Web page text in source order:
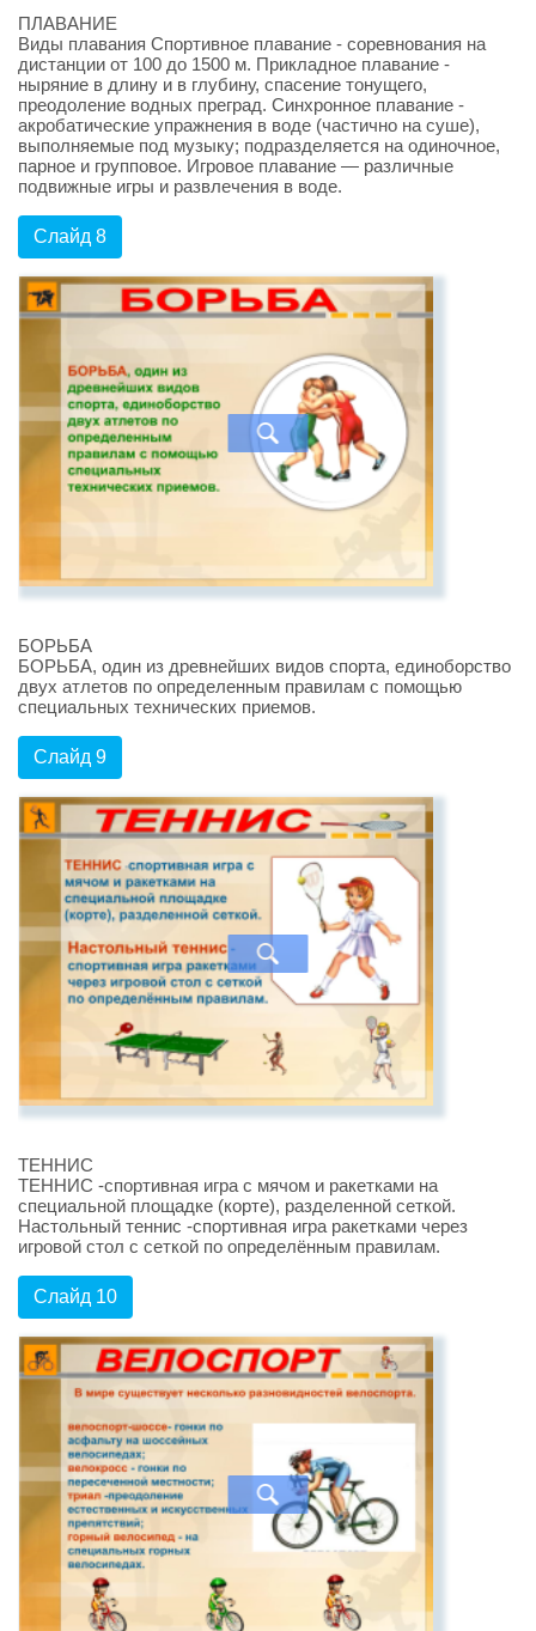
ПЛАВАНИЕ
Виды плавания Спортивное плавание - соревнования на
дистанции от 100 до 1500 м. Прикладное плавание -
ныряние в длину и в глубину, спасение тонущего,
преодоление водных преград. Синхронное плавание -
акробатические упражнения в воде (частично на суше),
выполняемые под музыку; подразделяется на одиночное,
парное и групповое. Игровое плавание — различные
подвижные игры и развлечения в воде.
Слайд 8
БОРЬБА
БОРЬБА, один из древнейших видов спорта, единоборство
двух атлетов по определенным правилам с помощью
специальных технических приемов.
Слайд 9
ТЕННИС
ТЕННИС -спортивная игра с мячом и ракетками на
специальной площадке (корте), разделенной сеткой.
Настольный теннис -спортивная игра ракетками через
игровой стол с сеткой по определённым правилам.
Слайд 10